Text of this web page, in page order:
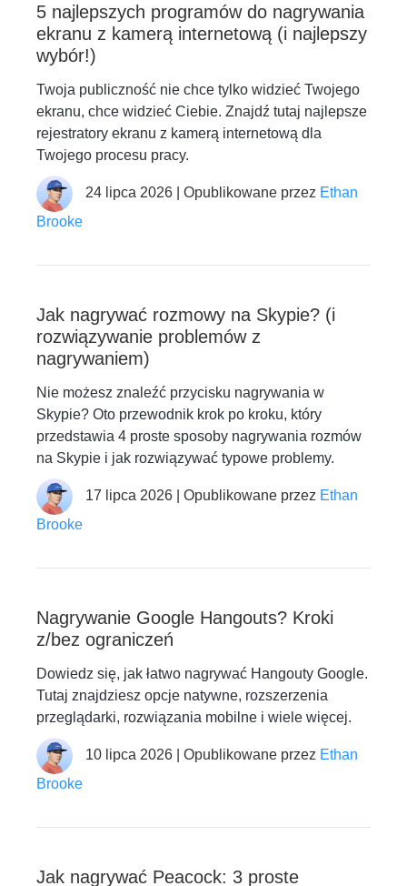
5 najlepszych programów do nagrywania
ekranu z kamerą internetową (i najlepszy
wybór!)
Twoja publiczność nie chce tylko widzieć Twojego
ekranu, chce widzieć Ciebie. Znajdź tutaj najlepsze
rejestratory ekranu z kamerą internetową dla
Twojego procesu pracy.
24 lipca 2026 | Opublikowane przez Ethan
Brooke
Jak nagrywać rozmowy na Skypie? (i
rozwiązywanie problemów z
nagrywaniem)
Nie możesz znaleźć przycisku nagrywania w
Skypie? Oto przewodnik krok po kroku, który
przedstawia 4 proste sposoby nagrywania rozmów
na Skypie i jak rozwiązywać typowe problemy.
17 lipca 2026 | Opublikowane przez Ethan
Brooke
Nagrywanie Google Hangouts? Kroki
z/bez ograniczeń
Dowiedz się, jak łatwo nagrywać Hangouty Google.
Tutaj znajdziesz opcje natywne, rozszerzenia
przeglądarki, rozwiązania mobilne i wiele więcej.
10 lipca 2026 | Opublikowane przez Ethan
Brooke
Jak nagrywać Peacock: 3 proste